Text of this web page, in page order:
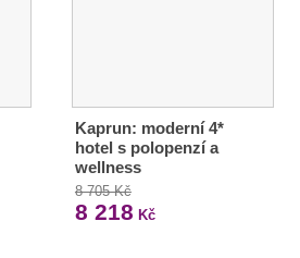
Kaprun: moderní 4*
hotel s polopenzí a
wellness
8 705 Kč
8 218 Kč